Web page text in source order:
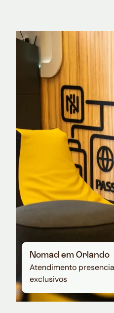
Nomad Explorer
Cartão de crédito
em dólar
Nomad em Orlando
Atendimento
exclusivos